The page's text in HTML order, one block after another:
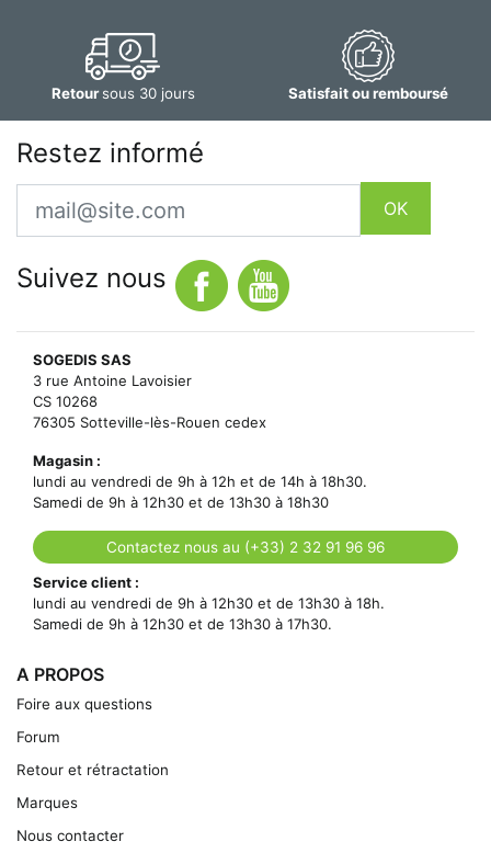
Retoursous 30 jours Satisfait ou remboursé
Restez informé
Email
OK
Suivez nous
SOGEDIS SAS
3 rue Antoine Lavoisier
CS 10268
76305 Sotteville-lès-Rouen cedex
Magasin :
lundi au vendredi de 9h à 12h et de 14h à 18h30.
Samedi de 9h à 12h30 et de 13h30 à 18h30
Contactez nous au (+33) 2 32 91 96 96
Service client :
lundi au vendredi de 9h à 12h30 et de 13h30 à 18h.
Samedi de 9h à 12h30 et de 13h30 à 17h30.
A PROPOS
Foire aux questions
Forum
Retour et rétractation
Marques
Nous contacter